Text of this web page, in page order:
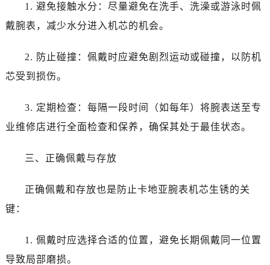
1. 避免接触水分：尽量避免在洗手、洗澡或游泳时佩
戴腕表，减少水分进入机芯的机会。
2. 防止碰撞：佩戴时应避免剧烈运动或碰撞，以防机
芯受到损伤。
3. 定期检查：每隔一段时间（如每年）将腕表送至专
业维修店进行全面检查和保养，确保其处于最佳状态。
三、正确佩戴与存放
正确佩戴和存放也是防止卡地亚腕表机芯生锈的关
键：
1. 佩戴时应选择合适的位置，避免长期佩戴同一位置
导致局部磨损。